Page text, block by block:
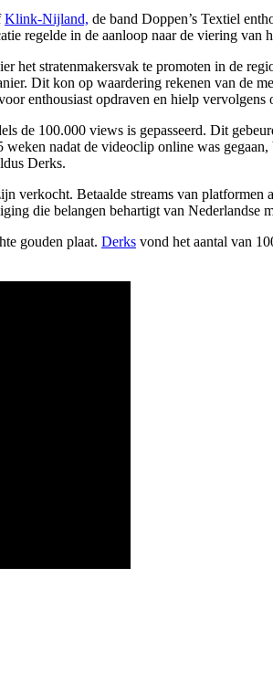
Klink-Nijland, de band Doppen’s Textiel
regelde in de aanloop naar de viering
stratenmakersvak te promoten in de
Dit kon op waardering rekenen van de
enthousiast opdraven en hielp
de 100.000 views is gepasseerd. Dit
nadat de videoclip online was
Derks.
verkocht. Betaalde streams van
die belangen behartigt van Nederlandse
gouden plaat. Derks vond het aantal van